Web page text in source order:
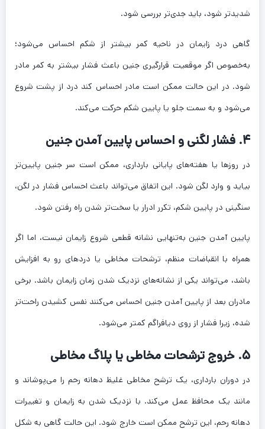
شدیدتر شود، باید جدی‌تر بررسی شود.
گاهی درد زایمان در ناحیه کمر بیشتر از شکم احساس می‌شود؛
به‌خصوص اگر موقعیت قرارگیری جنین باعث فشار بیشتر به کمر مادر
شود. در این حالت ممکن است مادر احساس کند درد از پشت شروع
می‌شود و به سمت جلو یا پایین شکم حرکت می‌کند.
۴. فشار لگنی و احساس پایین آمدن جنین
در روزها یا هفته‌های پایانی بارداری، ممکن است سر جنین پایین‌تر
بیاید و وارد لگن شود. این اتفاق می‌تواند باعث احساس فشار در لگن،
سنگینی در پایین شکم، تکرر ادرار یا سخت‌تر شدن راه رفتن شود.
پایین آمدن جنین به‌تنهایی نشانه قطعی شروع زایمان نیست، اما اگر
همراه با انقباضات منظم، ترشحات مخاطی یا دردهای رو به افزایش
باشد، می‌تواند یکی از نشانه‌های نزدیک شدن زمان زایمان باشد. برخی
مادران بعد از پایین آمدن جنین احساس می‌کنند نفس کشیدن راحت‌تر
شده، زیرا فشار از روی دیافراگم کمتر می‌شود.
۵. خروج ترشحات مخاطی یا پلاگ مخاطی
در دوران بارداری، یک ترشح مخاطی غلیظ دهانه رحم را می‌پوشاند و
مانند یک محافظ عمل می‌کند. با نزدیک شدن به زایمان و تغییرات
دهانه رحم، این ترشح ممکن است خارج شود. این حالت گاهی به شکل